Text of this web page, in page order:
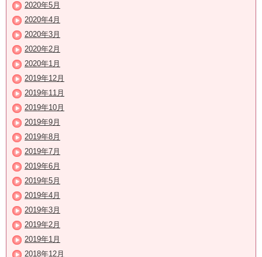
2020年5月
2020年4月
2020年3月
2020年2月
2020年1月
2019年12月
2019年11月
2019年10月
2019年9月
2019年8月
2019年7月
2019年6月
2019年5月
2019年4月
2019年3月
2019年2月
2019年1月
2018年12月